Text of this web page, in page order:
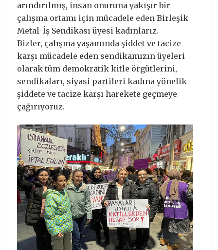
arındırılmış, insan onuruna yakışır bir
çalışma ortamı için mücadele eden Birleşik
Metal-İş Sendikası üyesi kadınlarız.
Bizler, çalışma yaşamında şiddet ve tacize
karşı mücadele eden sendikamızın üyeleri
olarak tüm demokratik kitle örgütlerini,
sendikaları, siyasi partileri kadına yönelik
şiddete ve tacize karşı harekete geçmeye
çağırıyoruz.